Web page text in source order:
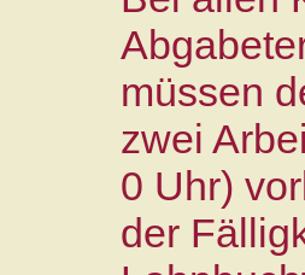
müssen
zwei
0 Uhr)
der